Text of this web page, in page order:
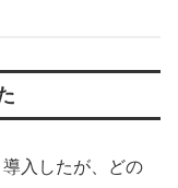
入したが、どの